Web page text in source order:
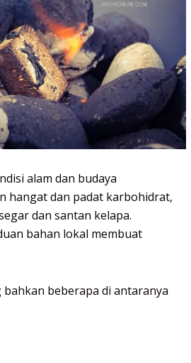
alam dan budaya
hangat dan padat karbohidrat,
dan santan kelapa.
bahan lokal membuat
beberapa di antaranya